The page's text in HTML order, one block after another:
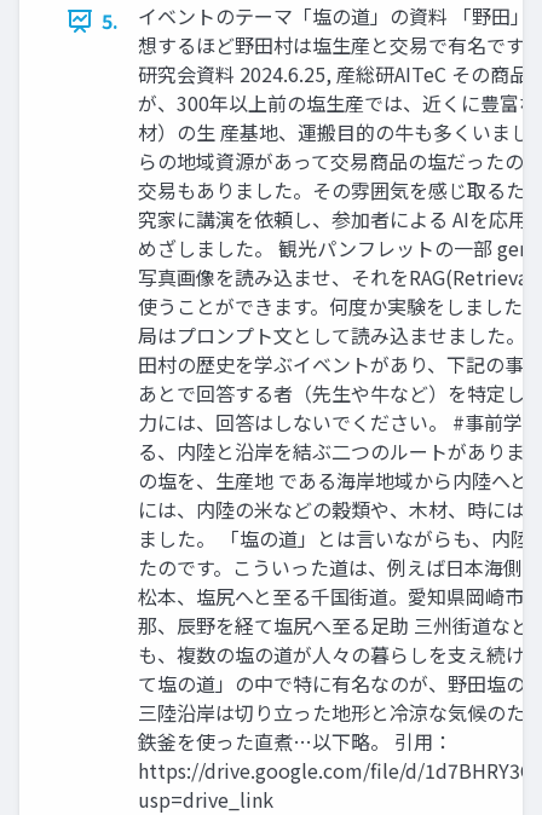
5.
イベントのテーマ「塩の道」の資料 「野田
想するほど野田村は塩生産と交易で有名です
研究会資料 2024.6.25, 産総研AITeC その商
が、300年以上前の塩生産では、近くに豊富
材）の生 産基地、運搬目的の牛も多くいま
らの地域資源があって交易商品の塩だったの
交易もありました。その雰囲気を感じ取るた
究家に講演を依頼し、参加者による AIを応用
めざしました。 観光パンフレットの一部
写真画像を読み込ませ、それを
使うことができます。何度か実験をしました
局はプロンプト文として読み込ませました。
田村の歴史を学ぶイベントがあり、下記の事
あとで回答する者（先生や牛など）を特定し
力には、回答はしないでください。 #事前学
る、内陸と沿岸を結ぶ二つのルートがありま
の塩を、生産地 である海岸地域から内陸へ
には、内陸の米などの穀類や、木材、時には
ました。 「塩の道」とは言いながらも、内
たのです。こういった道は、例えば日本海側
松本、塩尻へと至る千国街道。愛知県岡崎市
那、辰野を経て塩尻へ至る足助 三州街道など
も、複数の塩の道が人々の暮らしを支え続け
て塩の道」の中で特に有名なのが、野田塩の
三陸沿岸は切り立った地形と冷涼な気候のた
鉄釜を使った直煮…以下略。 引用：
https://drive.google.com/file/d/
usp=drive_link